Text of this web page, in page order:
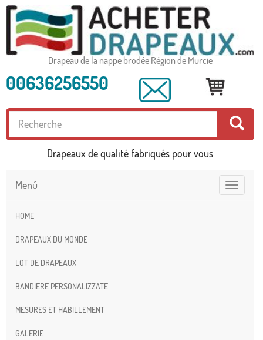
Drapeau de la nappe brodée Région de Murcie
00636256550
Drapeaux de qualité fabriqués pour vous
Toggle
navigation
Menú
HOME
DRAPEAUX DU MONDE
LOT DE DRAPEAUX
BANDIERE PERSONALIZZATE
MESURES ET HABILLEMENT
GALERIE